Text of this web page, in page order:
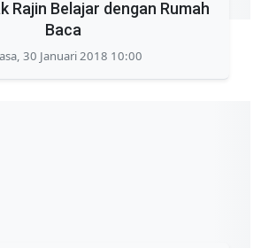
Rajin Belajar dengan Rumah
Baca
30 Januari 2018 10:00